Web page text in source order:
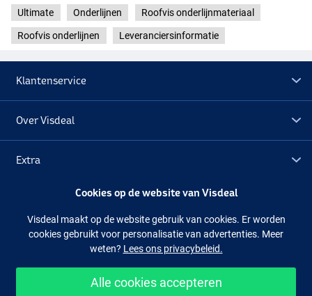
Ultimate Onderlijnen Roofvis onderlijnmateriaal
Roofvis onderlijnen Leveranciersinformatie
Klantenservice
Over Visdeal
Extra
Facebook Instagram
Cookies op de website van Visdeal
Visdeal maakt op de website gebruik van cookies. Er worden
cookies gebruikt voor personalisatie van advertenties. Meer
weten? Lees ons privacybeleid.
Alle cookies accepteren